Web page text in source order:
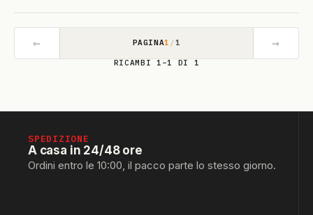
← PAGINA1 /1 →
RICAMBI 1–1 DI 1
SPEDIZIONE
A casa in 24/48 ore
Ordini entro le 10:00, il pacco parte lo stesso giorno.